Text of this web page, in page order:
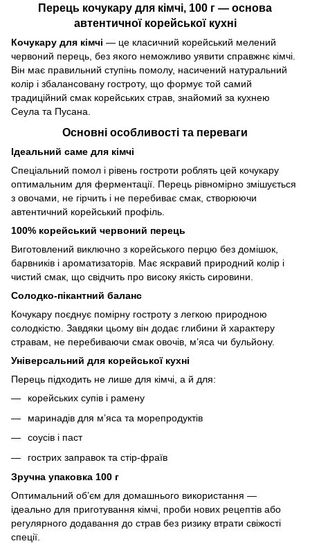
Перець кочукару для кімчі, 100 г — основа
автентичної корейської кухні
Кочукару для кімчі — це класичний корейський мелений
червоний перець, без якого неможливо уявити справжнє кімчі.
Він має правильний ступінь помолу, насичений натуральний
колір і збалансовану гостроту, що формує той самий
традиційний смак корейських страв, знайомий за кухнею
Сеула та Пусана.
Основні особливості та переваги
Ідеальний саме для кімчі
Спеціальний помол і рівень гостроти роблять цей кочукару
оптимальним для ферментації. Перець рівномірно змішується
з овочами, не гірчить і не перебиває смак, створюючи
автентичний корейський профіль.
100% корейський червоний перець
Виготовлений виключно з корейського перцю без домішок,
барвників і ароматизаторів. Має яскравий природний колір і
чистий смак, що свідчить про високу якість сировини.
Солодко-пікантний баланс
Кочукару поєднує помірну гостроту з легкою природною
солодкістю. Завдяки цьому він додає глибини й характеру
стравам, не перебиваючи смак овочів, м’яса чи бульйону.
Універсальний для корейської кухні
Перець підходить не лише для кімчі, а й для:
корейських супів і рамену
маринадів для м’яса та морепродуктів
соусів і паст
гострих заправок та стір-фраїв
Зручна упаковка 100 г
Оптимальний об’єм для домашнього використання —
ідеально для приготування кімчі, проби нових рецептів або
регулярного додавання до страв без ризику втрати свіжості
спеції.